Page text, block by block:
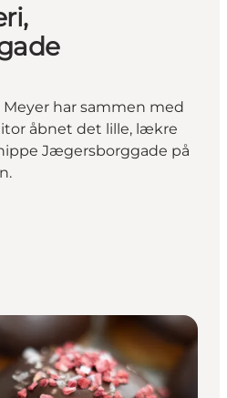
har sammen med
åbnet det lille, lækre
Jægersborggade på
Jægersborggade"